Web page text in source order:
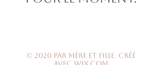
© 2020 par Mère et Fille. Créé